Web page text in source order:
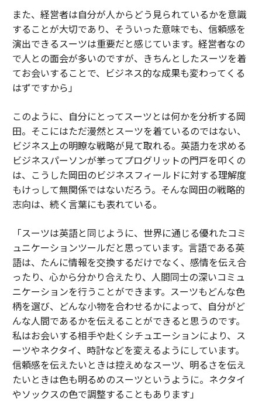
また、経営者は自分が人からどう見られているかを意識
することが大切であり、そういった意味でも、信頼感を
演出できるスーツは重要だと感じています。経営者なの
で人との面会が多いのですが、きちんとしたスーツを着
てお会いすることで、ビジネス的な成果も変わってくる
はずですから」
このように、自分にとってスーツとは何かを分析する岡
田。そこにはただ漫然とスーツを着ているのではない、
ビジネス上の明瞭な戦略が見て取れる。英語力を求める
ビジネスパーソンが挙ってプログリットの門戸を叩くの
は、こうした岡田のビジネスフィールドに対する理解度
もけっして無関係ではないだろう。そんな岡田の戦略的
志向は、続く言葉にも表れている。
「スーツは英語と同じように、世界に通じる優れたコミ
ュニケーションツールだと思っています。言語である英
語は、たんに情報を交換するだけでなく、感情を伝え合
ったり、心から分かり合えたり、人間同士の深いコミュ
ニケーションを行うことができます。スーツもどんな色
柄を選び、どんな小物を合わせるかによって、自分がど
んな人間であるかを伝えることができると思うのです。
私はお会いする相手や赴くシチュエーションにより、ス
ーツやネクタイ、時計などを変えるようにしています。
信頼感を伝えたいときは控えめなスーツ、明るさを伝え
たいときは色も明るめのスーツというように。ネクタイ
やソックスの色で調整することもあります」